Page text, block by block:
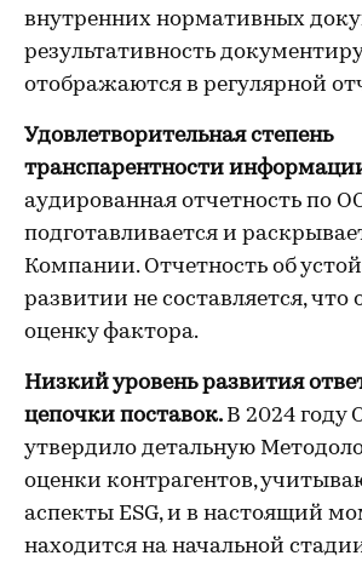
внутренних нормативных
результативность
отображаются в регулярной
Удовлетворительная степень
транспарентности
аудированная отчетность по
подготавливается и
Компании. Отчетность об
развитии не составляется, что
оценку фактора.
Низкий уровень развития
цепочки поставок. В 2024 году
утвердило детальную
оценки контрагентов,
аспекты ESG, и в настоящий
находится на начальной